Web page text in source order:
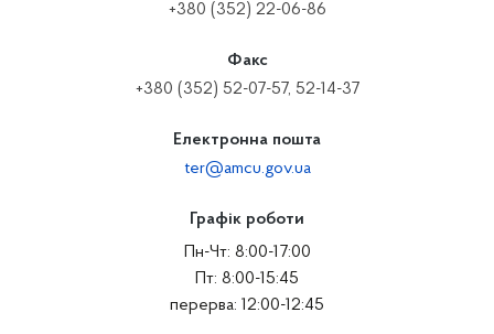
+380 (352) 22-06-86
Факс
+380 (352) 52-07-57, 52-14-37
Електронна пошта
ter@amcu.gov.ua
Графік роботи
Пн-Чт: 8:00-17:00
Пт: 8:00-15:45
перерва: 12:00-12:45